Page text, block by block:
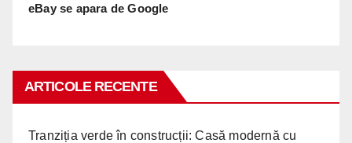
eBay se apara de Google
ARTICOLE RECENTE
Tranziția verde în construcții: Casă modernă cu